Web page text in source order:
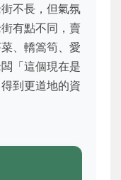
不長，但氣氛
有點不同，賣
、轎篙筍、愛
「這個現在是
到更道地的資